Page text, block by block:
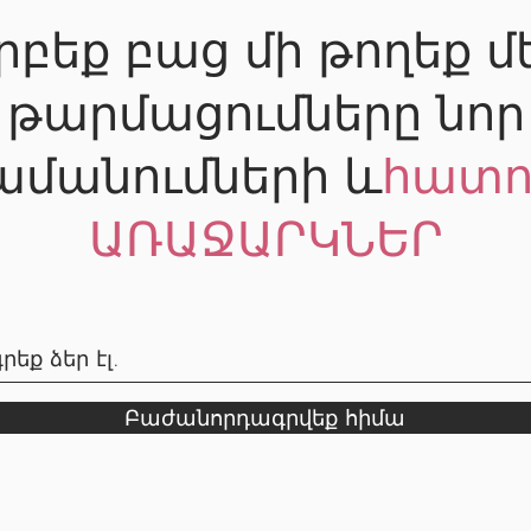
բաց մի թողեք
թարմացումները նոր
և
ԱՌԱՋԱՐԿՆԵՐ
Բաժանորդագրվեք հիմա